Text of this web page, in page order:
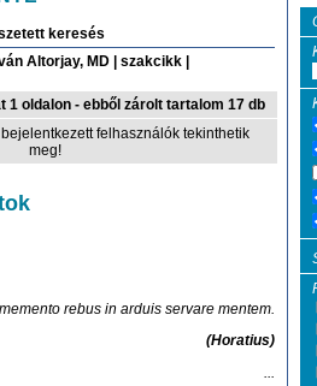
keresés
Altorjay, MD | szakcikk |
1 oldalon - ebből zárolt tartalom 17 db
felhasználók tekinthetik
meg!
rebus in arduis servare mentem.
(Horatius)